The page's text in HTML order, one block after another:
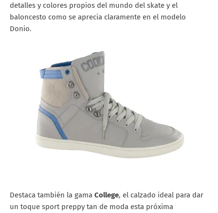
detalles y colores propios del mundo del skate y el
baloncesto como se aprecia claramente en el modelo
Donio.
Destaca también la gama College, el calzado ideal para dar
un toque sport preppy tan de moda esta próxima